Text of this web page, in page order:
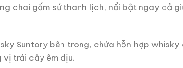
chai gốm sứ thanh lịch, nổi bật ngay cả
Suntory bên trong, chứa hỗn hợp
vị trái cây êm dịu.